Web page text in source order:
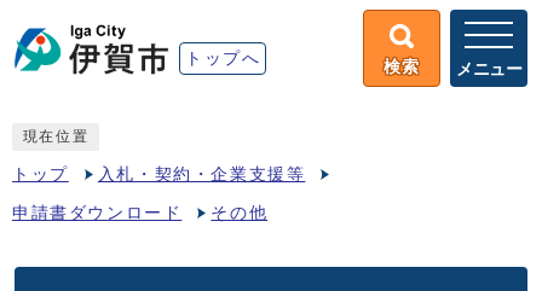
トップへ 検索 メニュー
現在位置
トップ 入札・契約・企業支援等
申請書ダウンロード その他